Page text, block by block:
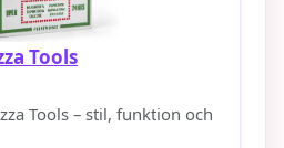
Tools
Tools – stil, funktion och